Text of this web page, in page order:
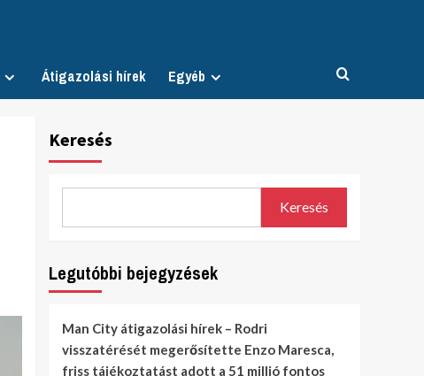
Átigazolási hírek Egyéb
Keresés
Keresés
Legutóbbi bejegyzések
Man City átigazolási hírek – Rodri
visszatérését megerősítette Enzo Maresca,
friss tájékoztatást adott a 51 millió fontos